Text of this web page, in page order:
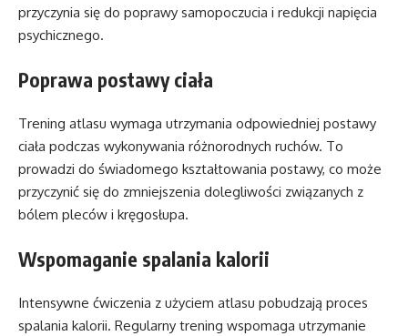
przyczynia się do poprawy samopoczucia i redukcji napięcia
psychicznego.
Poprawa postawy ciała
Trening atlasu wymaga utrzymania odpowiedniej postawy
ciała podczas wykonywania różnorodnych ruchów. To
prowadzi do świadomego kształtowania postawy, co może
przyczynić się do zmniejszenia dolegliwości związanych z
bólem pleców i kręgosłupa.
Wspomaganie spalania kalorii
Intensywne ćwiczenia z użyciem atlasu pobudzają proces
spalania kalorii. Regularny trening wspomaga utrzymanie